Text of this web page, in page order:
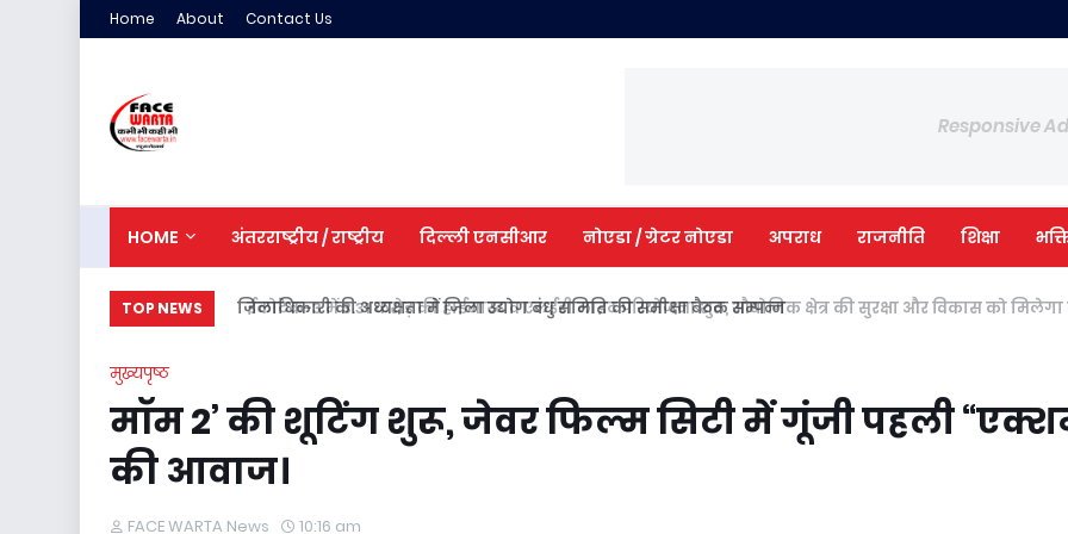
Home About Contact Us
Responsive
HOME अंतरराष्ट्रीय / राष्ट्रीय दिल्ली एनसीआर नोएडा / ग्रेटर नोएडा अपराध राजनीति शिक्षा
TOP NEWS जिलाधिकारी की अध्यक्षता में जिला उद्योग बंधु समिति की समीक्षा बैठक सम्पन्न
मुख्यपृष्ठ
मॉम 2’ की शूटिंग शुरू, जेवर फिल्म सिटी में गूंजी पहली
की आवाज।
FACE WARTA News 10:16 am